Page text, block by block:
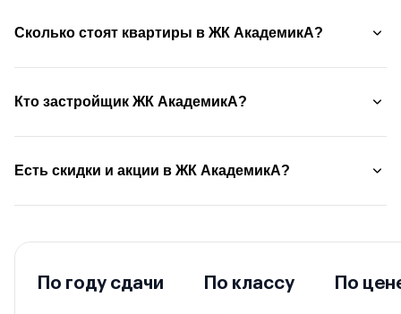
Сколько стоят квартиры в ЖК АкадемикА?
Кто застройщик ЖК АкадемикА?
Есть скидки и акции в ЖК АкадемикА?
По году сдачи По классу По